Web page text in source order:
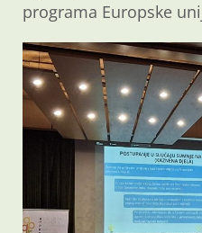
programa Europske